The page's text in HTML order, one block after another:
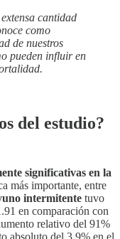
cantidad
como
de nuestros
pueden influir en
del estudio?
significativas en la
más importante, entre
intermitente tuvo
en comparación con
relativo del 91%
absoluto del 3.9% en el